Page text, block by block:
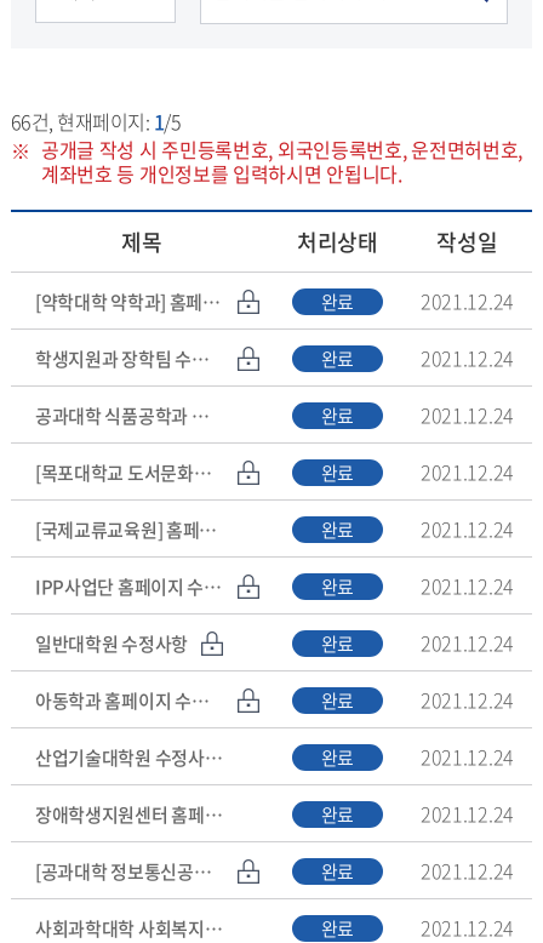
66건, 현재페이지: 1/5
공개글 작성 시 주민등록번호, 외국인등록번호, 운전면허번호,
계좌번호 등 개인정보를 입력하시면 안됩니다.
제목 처리상태 작성일
[약학대학 약학과] 홈페이지 수정 추가 요청드립니다. 완료 2021.12.24
학생지원과 장학팀 수정요청 완료 2021.12.24
공과대학 식품공학과 수정사항 요청 완료 2021.12.24
[목포대학교 도서문화연구원] 홈페이지 수정사항 완료 2021.12.24
[국제교류교육원] 홈페이지 수정사항 완료 2021.12.24
IPP사업단 홈페이지 수정사항 완료 2021.12.24
일반대학원 수정사항 완료 2021.12.24
아동학과 홈페이지 수정사항 완료 2021.12.24
산업기술대학원 수정사항 요청 완료 2021.12.24
장애학생지원센터 홈페이지 수정 완료 2021.12.24
[공과대학 정보통신공학과] 수정사항 요청 완료 2021.12.24
사회과학대학 사회복지학과 수정요청 완료 2021.12.24